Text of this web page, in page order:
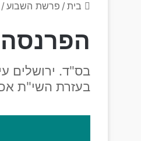
בית / פרשת השבוע /
בס"ד. ירושלים
בעזרת השי"ת